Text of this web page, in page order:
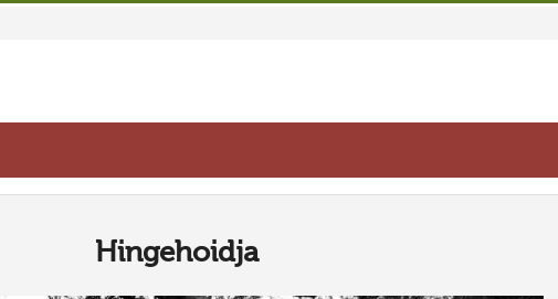
Hingehoidja